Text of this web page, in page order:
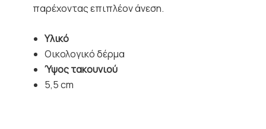
παρέχοντας επιπλέον άνεση.
Υλικό
Οικολογικό δέρμα
Ύψος τακουνιού
5,5 cm